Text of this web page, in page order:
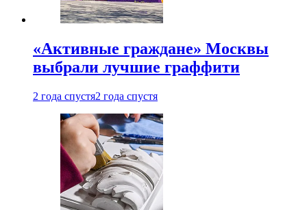
«Активные граждане» Москвы
выбрали лучшие граффити
2 года спустя2 года спустя